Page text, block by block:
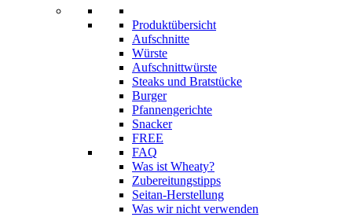
Produktübersicht
Aufschnitte
Würste
Aufschnittwürste
Steaks und Bratstücke
Burger
Pfannengerichte
Snacker
FREE
FAQ
Was ist Wheaty?
Zubereitungstipps
Seitan-Herstellung
Was wir nicht verwenden